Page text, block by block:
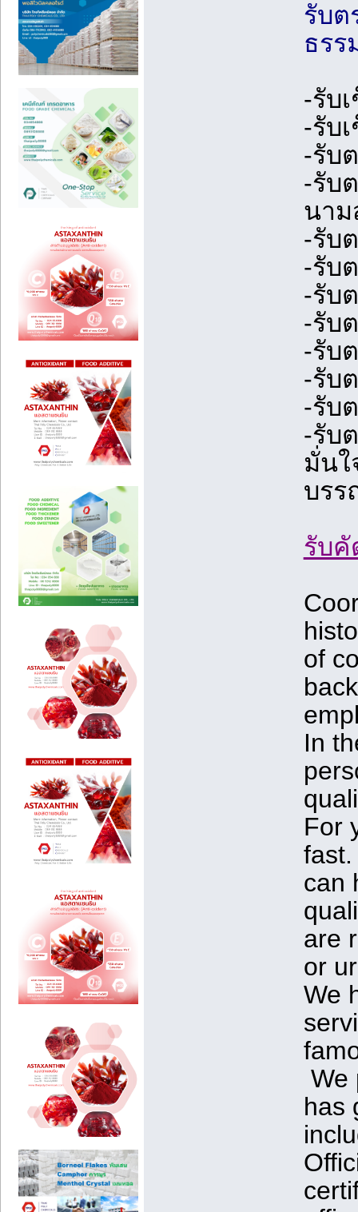
รับต
ธรร
-รับ
-รับ
-รับ
-รับ
นาม
-รับ
-รับ
-รับ
-รับ
-รับ
-รับ
-รับ
-รับ
มั่นใ
บรร
รับคั
of
In
For
can
are
or
We
We
has